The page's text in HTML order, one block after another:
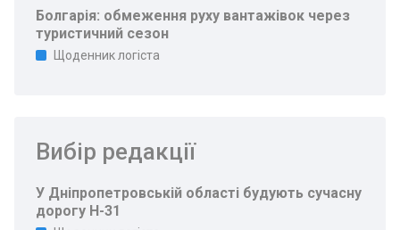
Болгарія: обмеження руху вантажівок через
туристичний сезон
Щоденник логіста
Вибір редакції
У Дніпропетровській області будують сучасну
дорогу Н-31